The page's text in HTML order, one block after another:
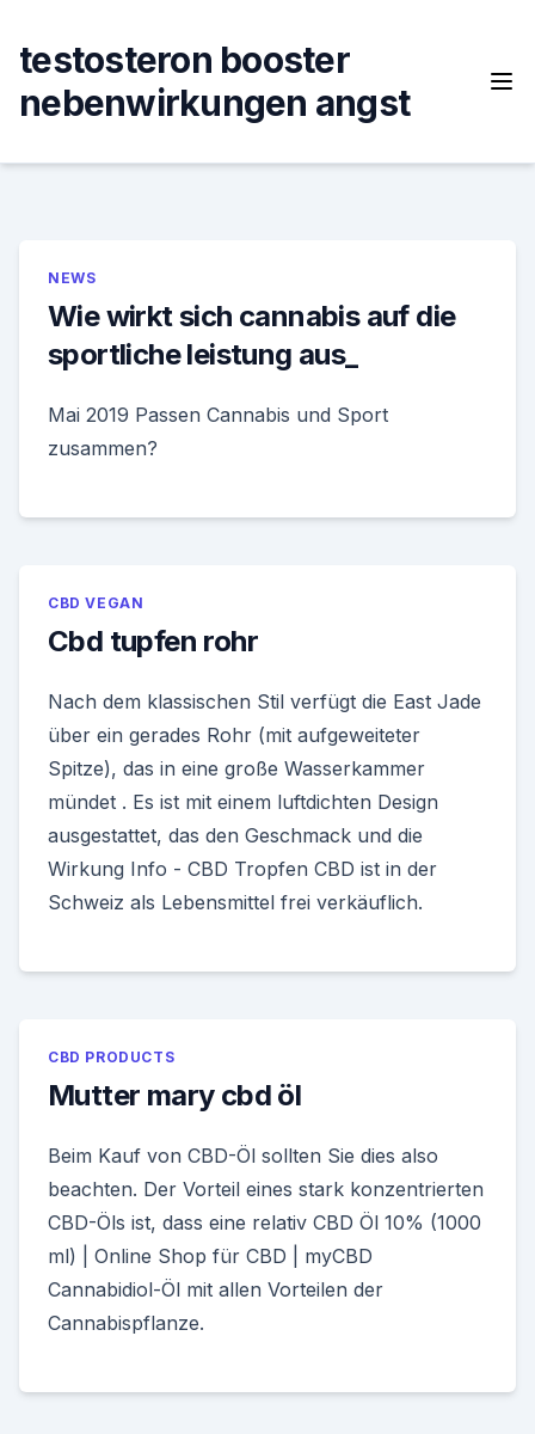
content
testosteron booster
nebenwirkungen angst
NEWS
Wie wirkt sich cannabis auf die
sportliche leistung aus_
Mai 2019 Passen Cannabis und Sport
zusammen?
CBD VEGAN
Cbd tupfen rohr
Nach dem klassischen Stil verfügt die East Jade
über ein gerades Rohr (mit aufgeweiteter
Spitze), das in eine große Wasserkammer
mündet . Es ist mit einem luftdichten Design
ausgestattet, das den Geschmack und die
Wirkung Info - CBD Tropfen CBD ist in der
Schweiz als Lebensmittel frei verkäuflich.
CBD PRODUCTS
Mutter mary cbd öl
Beim Kauf von CBD-Öl sollten Sie dies also
beachten. Der Vorteil eines stark konzentrierten
CBD-Öls ist, dass eine relativ CBD Öl 10% (1000
ml) | Online Shop für CBD | myCBD
Cannabidiol-Öl mit allen Vorteilen der
Cannabispflanze.